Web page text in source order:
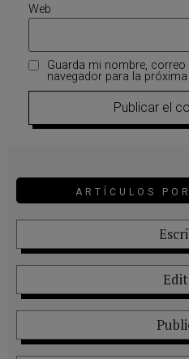
Web
Guarda mi nombre,
navegador para la
ARTÍCULOS